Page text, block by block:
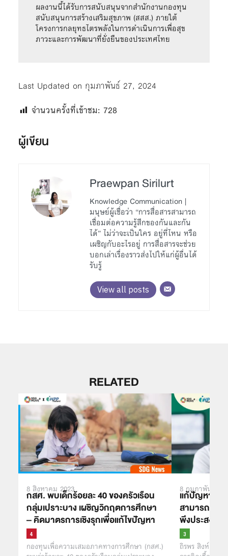
ผลงานนี้ได้รับการสนับสนุนจากสำนักงานกองทุน
สนับสนุนการสร้างเสริมสุขภาพ (สสส.) ภายใต้
โครงการกลยุทธไตรพลังในการดำเนินการเพื่อสุข
ภาวะและการพัฒนาที่ยั่งยืนของประเทศไทย
Last Updated on กุมภาพันธ์ 27, 2024
จำนวนครั้งที่เข้าชม: 728
ผู้เขียน
Praewpan Sirilurt
Knowledge Communication |
มนุษย์ผู้เชื่อว่า “การสื่อสารสามารถ
เชื่อมต่อความรู้สึกของกันและกัน
ได้” ไม่ว่าจะเป็นใคร อยู่ที่ไหน หรือ
เผชิญกับอะไรอยู่ การสื่อสารจะช่วย
บอกเล่าเรื่องราวส่งไปให้แก่ผู้อื่นได้
รับรู้
View all posts
RELATED
8 สิงหาคม 2023
กสศ. พบเด็กร้อยละ 40 ของครัวเรือน
กลุ่มเปราะบาง เผชิญวิกฤตการศึกษา
– คิดมาตรการเชิงรุกเพื่อแก้ไขปัญหา
กองทุนเพื่อความเสมอภาคทางการศึกษา (กสศ.)
8 กุมภาพันธ์
แก้ปัญหาแบ
สามารถป้อง
พึงประสงค์แ
ถิรพร สิงห์ลอ